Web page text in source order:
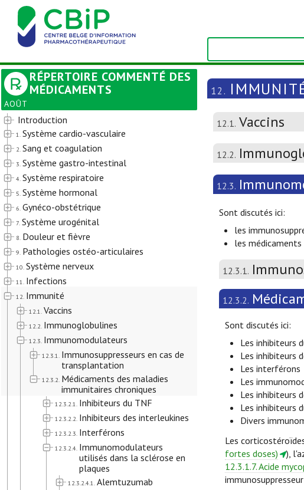
RÉPERTOIRE COMMENTÉ DES
MÉDICAMENTS
AOÛT
Introduction
1. Système cardio-vasculaire
2. Sang et coagulation
3. Système gastro-intestinal
4. Système respiratoire
5. Système hormonal
6. Gynéco-obstétrique
7. Système urogénital
8. Douleur et fièvre
9. Pathologies ostéo-articulaires
10. Système nerveux
11. Infections
12. Immunité
12.1. Vaccins
12.2. Immunoglobulines
12.3. Immunomodulateurs
12.3.1. Immunosuppresseurs en cas de
transplantation
12.3.2. Médicaments des maladies
immunitaires chroniques
12.3.2.1. Inhibiteurs du TNF
12.3.2.2. Inhibiteurs des interleukines
12.3.2.3. Interférons
12.3.2.4. Immunomodulateurs
utilisés dans la sclérose en
plaques
12.3.2.4.1. Alemtuzumab
12.
12.1. Vaccins
12.2.
12.3.
Sont discutés ici:
les
les médicaments
12.3.1.
12.3.2.
Sont discutés ici:
Les inhibiteurs
Les inhibiteurs
Les interférons
Les
Les inhibiteurs
Les inhibiteurs
Divers
Les
fortes doses)
),
12.3.1.7. Acide